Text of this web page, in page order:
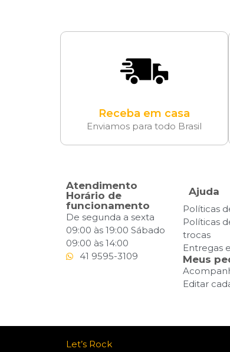
Receba em casa
Enviamos para todo Brasil
Atendimento
Horário de
funcionamento
De segunda a sexta
09:00 às 19:00 Sábado
09:00 às 14:00
41 9595-3109
Ajuda
Políticas
Políticas
trocas
Entregas
Meus
Editar
Let’s Rock